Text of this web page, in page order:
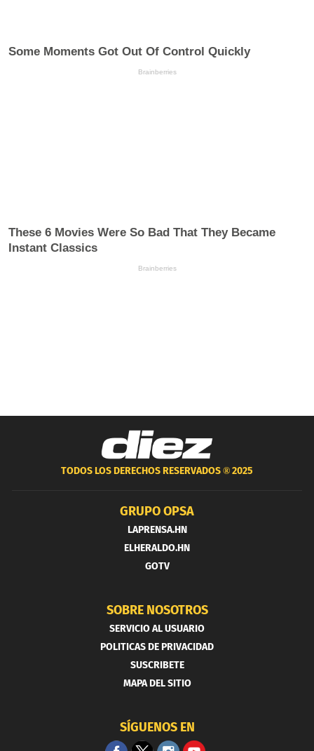
TODOS LOS DERECHOS RESERVADOS ®2025
GRUPO OPSA
LAPRENSA.HN
ELHERALDO.HN
GOTV
SOBRE NOSOTROS
SERVICIO AL USUARIO
POLITICAS DE PRIVACIDAD
SUSCRIBETE
MAPA DEL SITIO
SÍGUENOS EN